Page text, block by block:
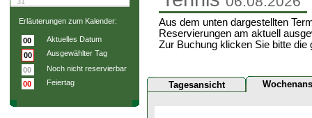
Erläuterungen zum Kalender:
00
Aktuelles Datum
00
Ausgewählter Tag
00
Noch nicht reservierbar
00
Feiertag
Aus dem unten dargestellten
Reservierungen am aktuell
Zur Buchung klicken Sie bitte die
Tagesansicht